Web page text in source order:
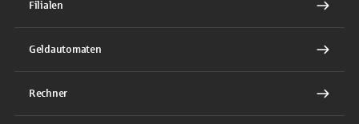
Filialen
Geldautomaten
Rechner